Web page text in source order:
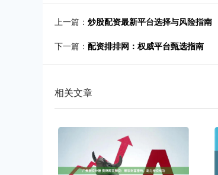
上一篇： 炒股配资最新平台选择与风险指南
下一篇： 配资排排网：权威平台甄选指南
相关文章